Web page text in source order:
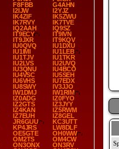
F8FBB
G4AHN
I2IJW
I2YJZ
IK4ZIF
IK5ZWU
IK7RVY
IK7TVE
IQ2AAH
IQ9SZ
IT9ECY
IT9IVN
IT9JXR
IT9KQV
IU0QVQ
IU1DXU
IU1IMI
IU1LEB
IU1TJV
IU1TKR
IU2LVS
IU2UVQ
IU3QNU
IU4BCO
IU4VSC
IU5SEH
IU6VHS
IU7EDX
IU8SWY
IV3JJO
IW1DMJ
IW1RIM
IZ0ADG
IZ0FYO
IZ2GTS
IZ3JYY
IZ4KAN
IZ5RWM
IZ7EUH
IZ8GEL
JR6GUU
KC3UTT
KP4JRS
LW8DLF
OE5GTE
OH0WW
OM2TS
OM4CW
ON3ONX
ON3RV